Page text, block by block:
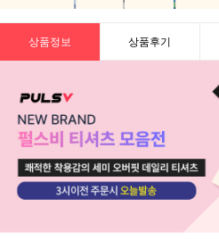
상품정보 상품후기